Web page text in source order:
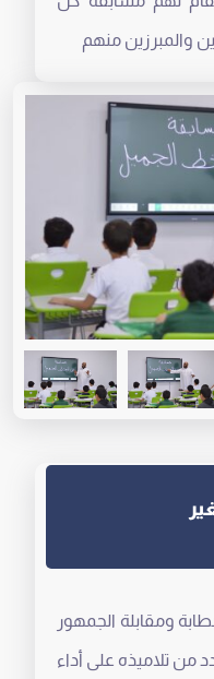
والمبرزين منهم
ومقابلة الجمهور
من تلاميذه على أداء